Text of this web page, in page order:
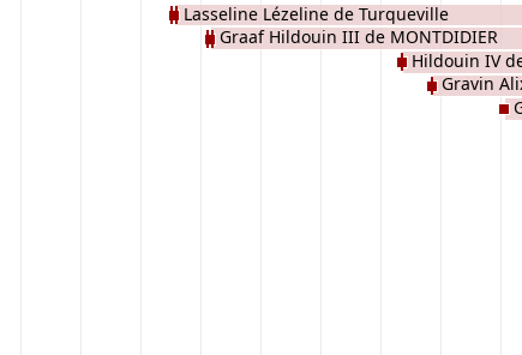
Lasseline Lézeline de Turqueville
d'HARCOURTGraaf Hildouin III de MONTDIDIER
Hildouin IV
Gravin